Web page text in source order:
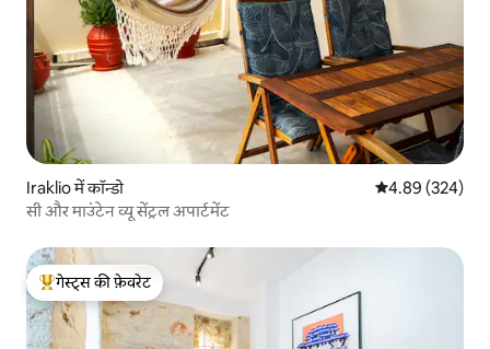
Iraklio में कॉन्डो औसत रेटिंग 5 में से
4.89 (324)
सी और माउंटेन व्यू सेंट्रल अपार्टमेंट
गेस्ट्स का टॉप फ़ेवरेट
गेस्ट्स की फ़ेवरेट